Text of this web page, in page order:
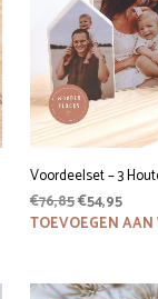
Voordeelset – 3
€76,85
prijs
€54,95
prijs
TOEVOEGEN